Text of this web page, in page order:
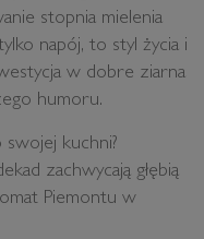
stopnia mielenia
napój, to styl życia i
w dobre ziarna
humoru.
kuchni?
zachwycają głębią
Piemontu w